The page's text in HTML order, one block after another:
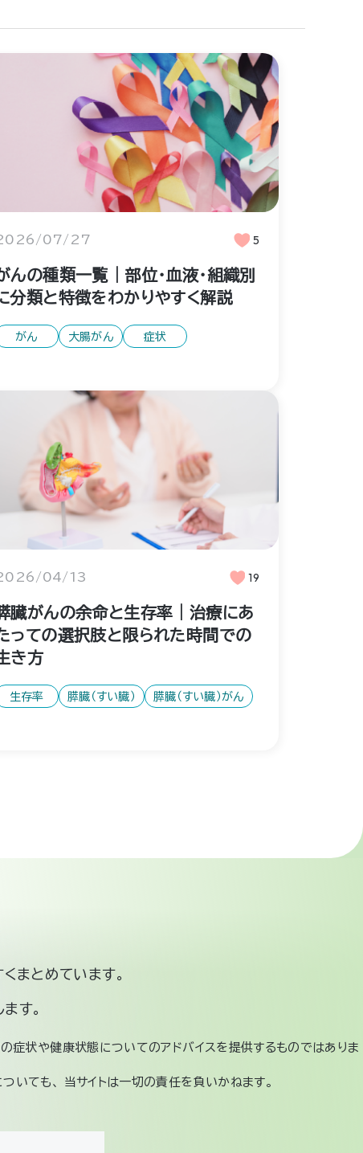
07/27 5
んの種類一覧｜部位・血液・組織別
分類と特徴をわかりやすく解説
がん 大腸がん 症状
04/13 19
臓がんの余命と生存率｜治療にあ
っての選択肢と限られた時間での
き方
生存率 膵臓（すい臓） 膵臓（すい臓）がん
まとめています。
す。
症状や健康状態についてのアドバイスを提供するものではありま
ても、 当サイトは一切の責任を負いかねます。